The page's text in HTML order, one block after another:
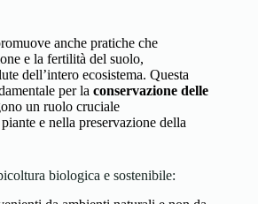
anche pratiche che
e la fertilità del suolo,
dell’intero ecosistema. Questa
per la conservazione delle
un ruolo cruciale
e nella preservazione della
biologica e sostenibile: